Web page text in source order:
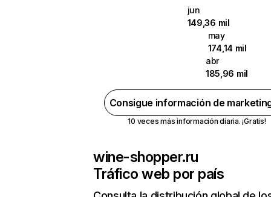
jun
149,36 mil
may
174,14 mil
abr
185,96 mil
Consigue información de
10 veces más información diaria. ¡Gratis!
wine-shopper.ru
Tráfico web por país